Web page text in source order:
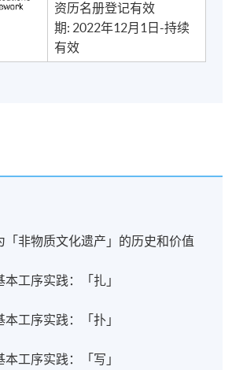
资历名册登记有效
期: 2022年12月1日-持续
有效
「非物质文化遗产」的历史和价值
工序实践：「扎」
工序实践：「扑」
工序实践：「写」